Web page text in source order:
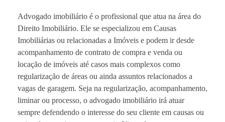
Advogado imobiliário é o profissional que atua na área do
Direito Imobiliário. Ele se especializou em Causas
Imobiliárias ou relacionadas a Imóveis e podem ir desde
acompanhamento de contrato de compra e venda ou
locação de imóveis até casos mais complexos como
regularização de áreas ou ainda assuntos relacionados a
vagas de garagem. Seja na regularização, acompanhamento,
liminar ou processo, o advogado imobiliário irá atuar
sempre defendendo o interesse do seu cliente em causas ou